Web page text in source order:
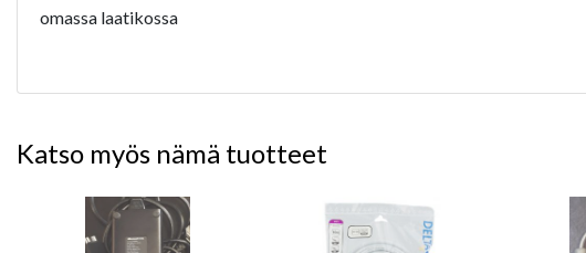
omassa laatikossa
Katso myös nämä tuotteet